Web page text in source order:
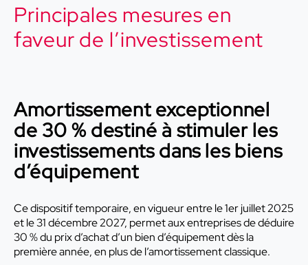
Principales mesures en
faveur de l’investissement
Amortissement exceptionnel
de 30 % destiné à stimuler les
investissements dans les biens
d’équipement
Ce dispositif temporaire, en vigueur entre le 1er juillet 2025
et le 31 décembre 2027, permet aux entreprises de déduire
30 % du prix d’achat d’un bien d’équipement dès la
première année, en plus de l’amortissement classique.